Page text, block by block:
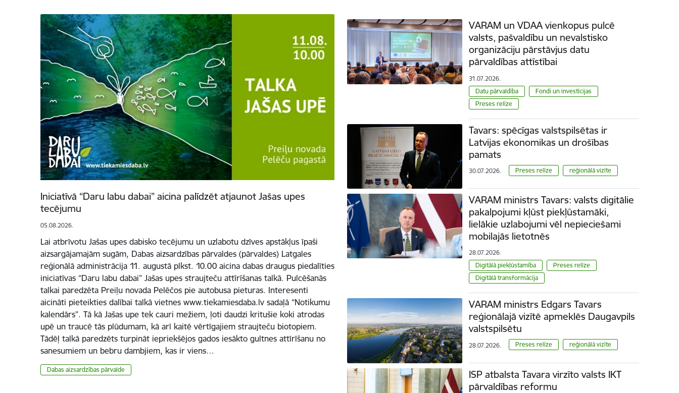
Iniciatīvā “Daru labu dabai” aicina palīdzēt atjaunot Jašas upes
tecējumu
05.08.2026.
Lai atbrīvotu Jašas upes dabisko tecējumu un uzlabotu dzīves apstākļus īpaši
aizsargājamajām sugām, Dabas aizsardzības pārvaldes (pārvaldes) Latgales
reģionālā administrācija 11. augustā plkst. 10.00 aicina dabas draugus piedalīties
iniciatīvas “Daru labu dabai” Jašas upes straujteču attīrīšanas talkā. Pulcēšanās
talkai paredzēta Preiļu novada Pelēčos pie autobusa pieturas. Interesenti
aicināti pieteikties dalībai talkā vietnes www.tiekamiesdaba.lv sadaļā “Notikumu
kalendārs”. Tā kā Jašas upe tek cauri mežiem, ļoti daudzi kritušie koki atrodas
upē un traucē tās plūdumam, kā arī kaitē vērtīgajiem straujteču biotopiem.
Tādēļ talkā paredzēts turpināt iepriekšējos gados iesākto gultnes attīrīšanu no
sanesumiem un bebru dambjiem, kas ir viens…
​​​​​​​Dabas aizsardzības pārvalde
VARAM un VDAA vienkopus pulcē
valsts, pašvaldību un nevalstisko
organizāciju pārstāvjus datu
pārvaldības attīstībai
31.07.2026.
Datu pārvaldība
Fondi un investīcijas
Preses relīze
Tavars: spēcīgas valstspilsētas ir
Latvijas ekonomikas un drošības
pamats
30.07.2026. Preses relīze reģionālā vizīte
VARAM ministrs Tavars: valsts digitālie
pakalpojumi kļūst piekļūstamāki,
lielākie uzlabojumi vēl nepieciešami
mobilajās lietotnēs
28.07.2026.
Digitālā piekļūstamība
Preses relīze
Digitālā transformācija
VARAM ministrs Edgars Tavars
reģionālajā vizītē apmeklēs Daugavpils
valstspilsētu
28.07.2026. Preses relīze reģionālā vizīte
ISP atbalsta Tavara virzīto valsts IKT
pārvaldības reformu